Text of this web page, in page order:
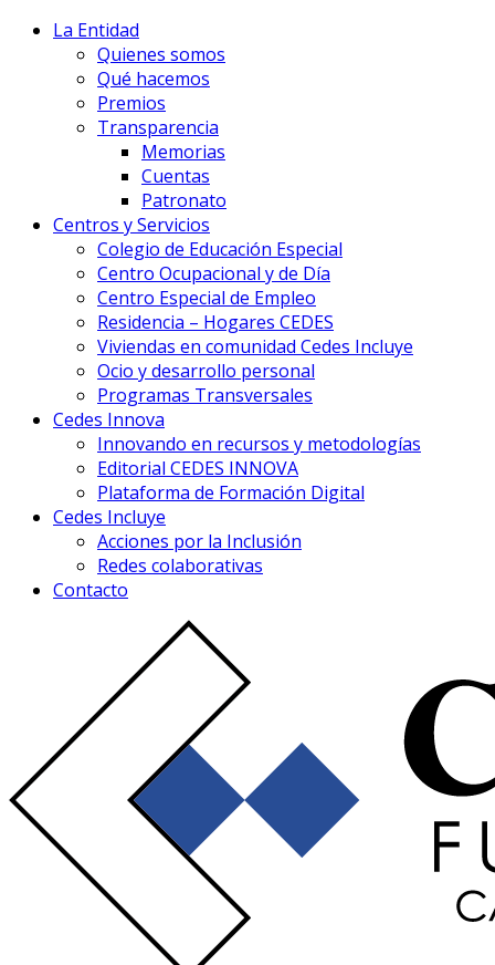
La Entidad
Quienes somos
Qué hacemos
Premios
Transparencia
Memorias
Cuentas
Patronato
Centros y Servicios
Colegio de Educación Especial
Centro Ocupacional y de Día
Centro Especial de Empleo
Residencia – Hogares CEDES
Viviendas en comunidad Cedes Incluye
Ocio y desarrollo personal
Programas Transversales
Cedes Innova
Innovando en recursos y metodologías
Editorial CEDES INNOVA
Plataforma de Formación Digital
Cedes Incluye
Acciones por la Inclusión
Redes colaborativas
Contacto